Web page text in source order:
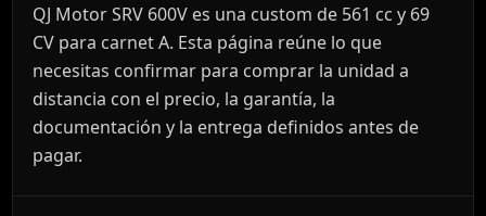
QJ Motor SRV 600V es una custom de 561 cc y 69
CV para carnet A. Esta página reúne lo que
necesitas confirmar para comprar la unidad a
distancia con el precio, la garantía, la
documentación y la entrega definidos antes de
pagar.